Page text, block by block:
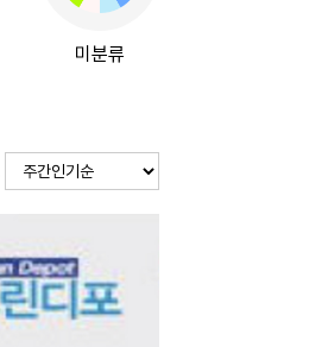
미분류